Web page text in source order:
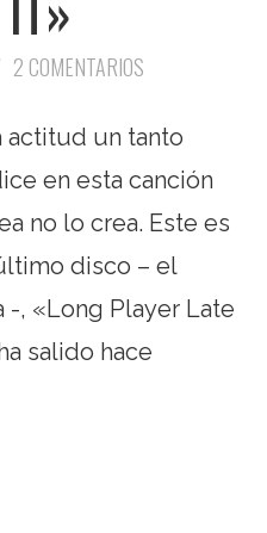
2 COMENTARIOS
actitud un tanto
en esta canción
no lo crea. Este es
disco – el
-, «Long Player Late
salido hace